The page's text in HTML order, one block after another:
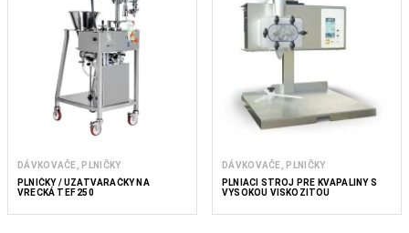
DÁVKOVAČE, PLNIČKY
PLNIČKY / UZATVÁRAČKY NA
VRECKÁ TEF 250
DÁVKOVAČE, PLNIČKY
PLNIACI STROJ PRE KVAPALINY S
VYSOKOU VISKOZITOU